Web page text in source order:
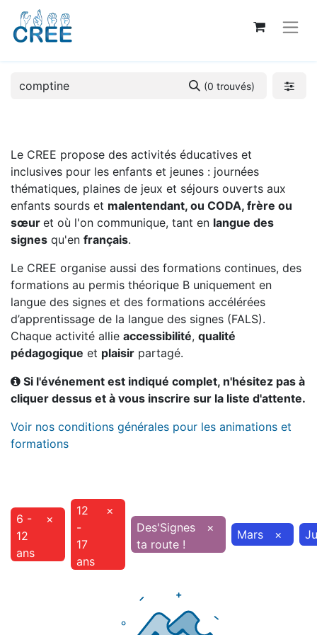
(0 trouvés)
Le CREE propose des activités éducatives et
inclusives pour les enfants et jeunes : journées
thématiques, plaines de jeux et séjours ouverts aux
enfants sourds et malentendant, ou CODA, frère ou
sœur et où l'on communique, tant en langue des
signes qu'en français.
Le CREE organise aussi des formations continues, des
formations au permis théorique B uniquement en
langue des signes et des formations accélérées
d’apprentissage de la langue des signes (FALS).
Chaque activité allie accessibilité, qualité
pédagogique et plaisir partagé.
Si l'événement est indiqué complet, n'hésitez pas à
cliquer dessus et à vous inscrire sur la liste d'attente.
Voir nos conditions générales pour les animations et
formations
6 -
12
ans
×
12
-
17
ans
×
Des'Signes
ta route !
× Mars ×